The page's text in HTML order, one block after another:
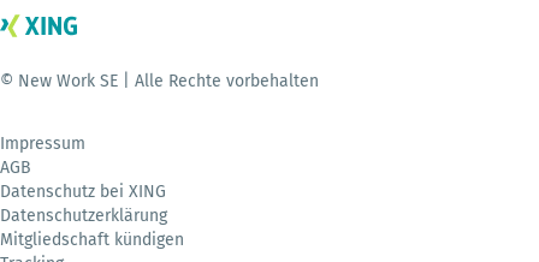
© New Work SE | Alle Rechte vorbehalten
Impressum
AGB
Datenschutz bei XING
Datenschutzerklärung
Mitgliedschaft kündigen